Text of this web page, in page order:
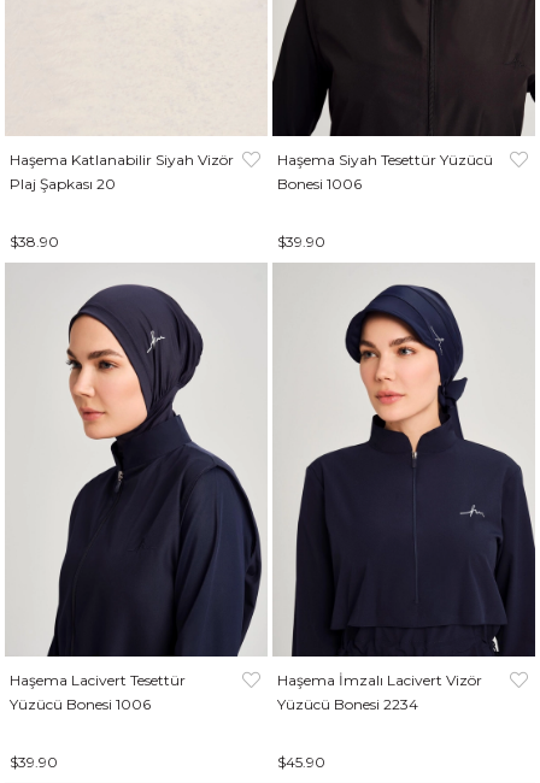
Haşema Katlanabilir Siyah Vizör
Plaj Şapkası 20
$38.90
Haşema Siyah Tesettür Yüzücü
Bonesi 1006
$39.90
Haşema Lacivert Tesettür
Yüzücü Bonesi 1006
$39.90
Haşema İmzalı Lacivert Vizör
Yüzücü Bonesi 2234
$45.90